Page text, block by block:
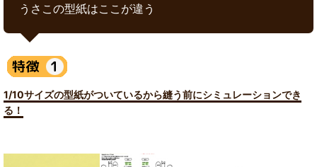
うさこの型紙はここが違う
1/10サイズの型紙がついているから縫う前にシミュレーションでき
る！